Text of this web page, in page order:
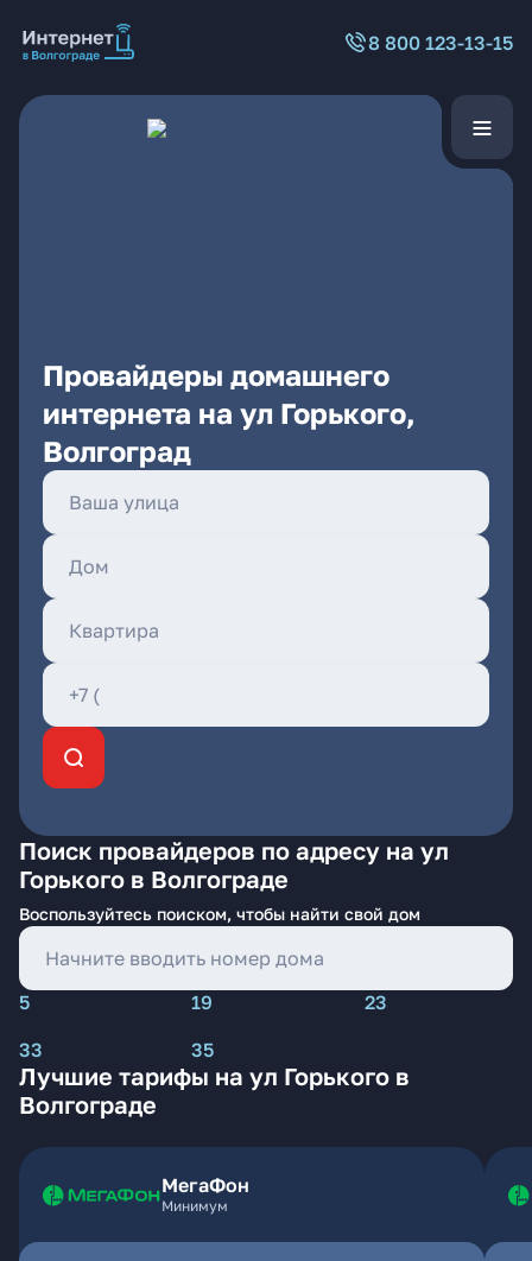
8 800 123-13-15
Провайдеры домашнего
интернета на ул Горького,
Волгоград
Поиск провайдеров по адресу на ул
Горького в Волгограде
Воспользуйтесь поиском, чтобы найти свой дом
5 19
23
33
35
Лучшие тарифы на ул Горького в
Волгограде
МегаФон
Минимум